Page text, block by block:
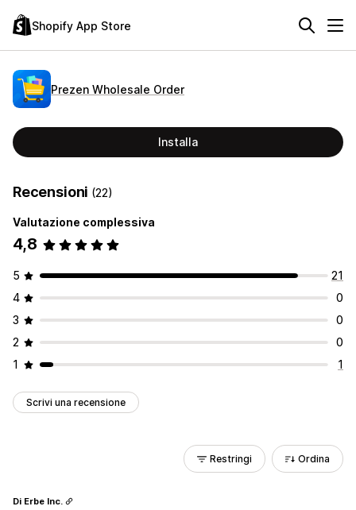
Shopify App Store
Prezen Wholesale Order
Installa
Recensioni (22)
Valutazione complessiva
4,8
5
21
4
0
3
0
2
0
1
1
Scrivi una recensione
Restringi Ordina
Di Erbe Inc.